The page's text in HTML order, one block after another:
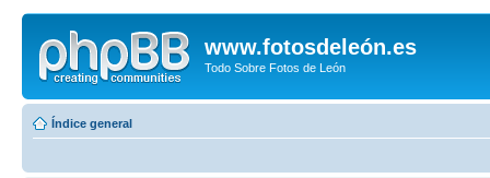
www.fotosdeleón.es
Todo Sobre Fotos de León
Índice general